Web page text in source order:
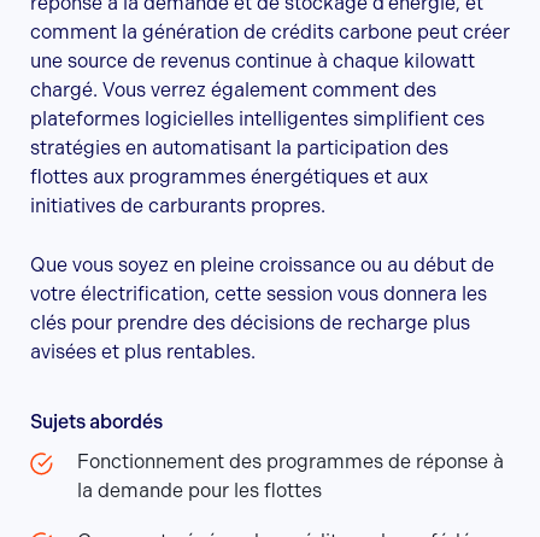
comment la génération de crédits carbone peut créer
une source de revenus continue à chaque kilowatt
chargé. Vous verrez également comment des
plateformes logicielles intelligentes simplifient ces
stratégies en automatisant la participation des
flottes aux programmes énergétiques et aux
initiatives de carburants propres.
Que vous soyez en pleine croissance ou au début de
votre électrification, cette session vous donnera les
clés pour prendre des décisions de recharge plus
avisées et plus rentables.
Sujets abordés
Fonctionnement des programmes de réponse à
la demande pour les flottes